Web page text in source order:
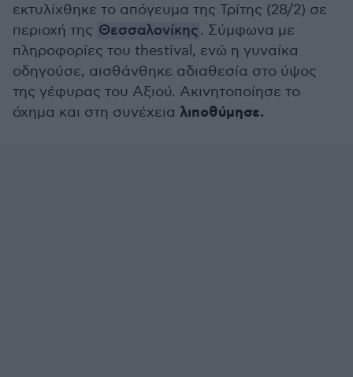
εκτυλίχθηκε το απόγευμα της Τρίτης (28/2) σε
περιοχή της Θεσσαλονίκης. Σύμφωνα με
πληροφορίες του thestival, ενώ η γυναίκα
οδηγούσε, αισθάνθηκε αδιαθεσία στο ύψος
της γέφυρας του Αξιού. Ακινητοποίησε το
όχημα και στη συνέχεια λιποθύμησε.